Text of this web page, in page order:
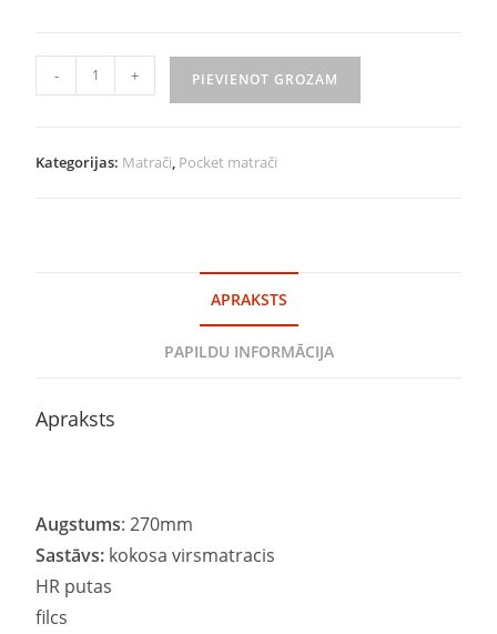
- + PIEVIENOT GROZAM
Kategorijas: Matrači, Pocket matrači
APRAKSTS
PAPILDU INFORMĀCIJA
Apraksts
Augstums: 270mm
Sastāvs: kokosa virsmatracis
HR putas
filcs